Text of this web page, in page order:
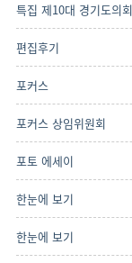
특집 제10대 경기도의
편집후기
포커스
포커스 상임위원회
포토 에세이
한눈에 보기
한눈에 보기